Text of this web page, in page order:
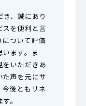
、誠にあり
スを便利と言
について評価
ます。ま
をいただきあ
た声を元にサ
今後ともリネ
。